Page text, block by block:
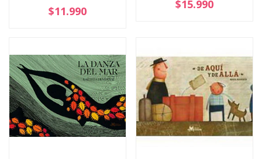
$11.990 $15.990